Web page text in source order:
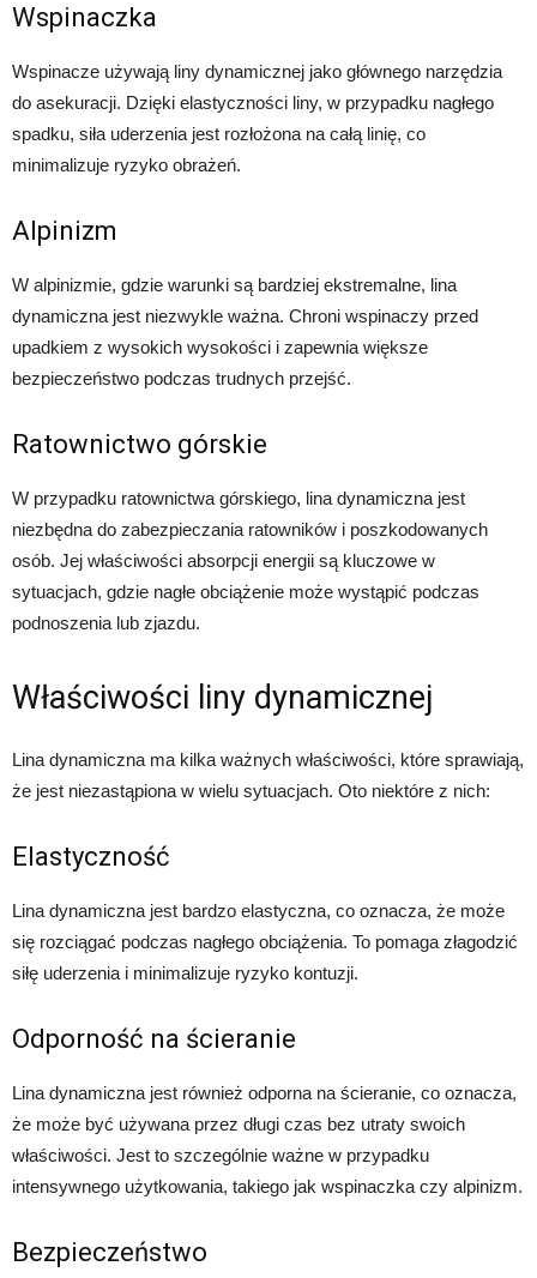
Wspinaczka
Wspinacze używają liny dynamicznej jako głównego narzędzia
do asekuracji. Dzięki elastyczności liny, w przypadku nagłego
spadku, siła uderzenia jest rozłożona na całą linię, co
minimalizuje ryzyko obrażeń.
Alpinizm
W alpinizmie, gdzie warunki są bardziej ekstremalne, lina
dynamiczna jest niezwykle ważna. Chroni wspinaczy przed
upadkiem z wysokich wysokości i zapewnia większe
bezpieczeństwo podczas trudnych przejść.
Ratownictwo górskie
W przypadku ratownictwa górskiego, lina dynamiczna jest
niezbędna do zabezpieczania ratowników i poszkodowanych
osób. Jej właściwości absorpcji energii są kluczowe w
sytuacjach, gdzie nagłe obciążenie może wystąpić podczas
podnoszenia lub zjazdu.
Właściwości liny dynamicznej
Lina dynamiczna ma kilka ważnych właściwości, które sprawiają,
że jest niezastąpiona w wielu sytuacjach. Oto niektóre z nich:
Elastyczność
Lina dynamiczna jest bardzo elastyczna, co oznacza, że może
się rozciągać podczas nagłego obciążenia. To pomaga złagodzić
siłę uderzenia i minimalizuje ryzyko kontuzji.
Odporność na ścieranie
Lina dynamiczna jest również odporna na ścieranie, co oznacza,
że może być używana przez długi czas bez utraty swoich
właściwości. Jest to szczególnie ważne w przypadku
intensywnego użytkowania, takiego jak wspinaczka czy alpinizm.
Bezpieczeństwo